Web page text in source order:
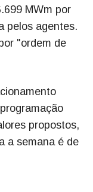
MWm por
pelos agentes.
"ordem de
propostos,
a semana é de